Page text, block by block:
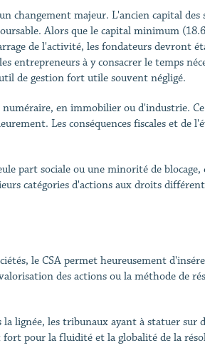
changement majeur. L'ancien capital des
Alors que le capital minimum
de l'activité, les fondateurs devront
entrepreneurs à y consacrer le temps
de gestion fort utile souvent négligé.
en immobilier ou d'industrie.
Les conséquences fiscales et de
part sociale ou une minorité de blocage,
catégories d'actions aux droits
le CSA permet heureusement
des actions ou la méthode de
lignée, les tribunaux ayant à statuer sur
pour la fluidité et la globalité de la